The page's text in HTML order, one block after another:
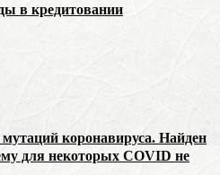
в кредитовании
коронавируса. Найден
для некоторых COVID не